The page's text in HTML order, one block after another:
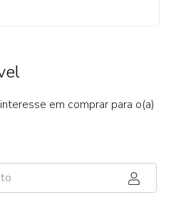
em comprar para o(a)